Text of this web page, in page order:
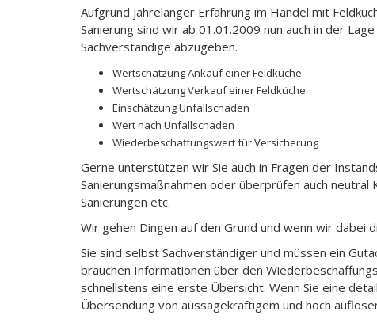
Aufgrund jahrelanger Erfahrung im Handel mit
Sanierung sind wir ab 01.01.2009 nun auch in der
Sachverständige abzugeben.
Wertschätzung Ankauf einer Feldküche
Wertschätzung Verkauf einer Feldküche
Einschätzung Unfallschaden
Wert nach Unfallschaden
Wiederbeschaffungswert für Versicherung
Gerne unterstützen wir Sie auch in Fragen der
Sanierungsmaßnahmen oder überprüfen auch
Sanierungen etc.
Wir gehen Dingen auf den Grund und wenn wir dabei
Sie sind selbst Sachverständiger und müssen ein
brauchen Informationen über den
schnellstens eine erste Übersicht. Wenn Sie eine
Übersendung von aussagekräftigem und hoch